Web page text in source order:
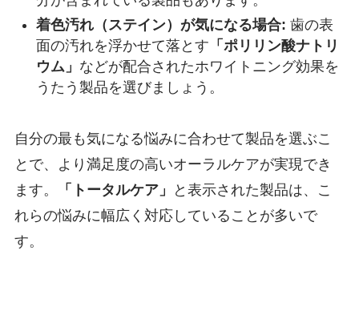
着色汚れ（ステイン）が気になる場合: 歯の表
面の汚れを浮かせて落とす 「ポリリン酸ナトリ
ウム」 などが配合されたホワイトニング効果を
うたう製品を選びましょう。
自分の最も気になる悩みに合わせて製品を選ぶこ
とで、より満足度の高いオーラルケアが実現でき
ます。
「トータルケア」
と表示された製品は、こ
れらの悩みに幅広く対応していることが多いで
す。